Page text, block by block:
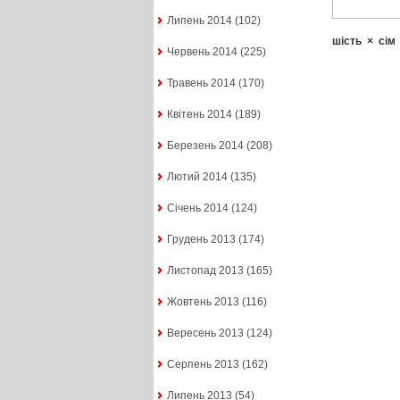
Липень 2014(102)
Червень 2014(225)
Травень 2014(170)
Квітень 2014(189)
Березень 2014(208)
Лютий 2014(135)
Січень 2014(124)
Грудень 2013 (174)
Листопад 2013 (165)
Жовтень 2013 (116)
Вересень 2013 (124)
Серпень 2013 (162)
Липень 2013 (54)
шість × сім